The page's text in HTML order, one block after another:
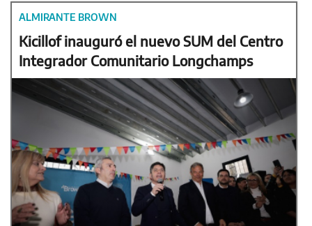
ALMIRANTE BROWN
Kicillof inauguró el nuevo SUM del Centro
Integrador Comunitario Longchamps